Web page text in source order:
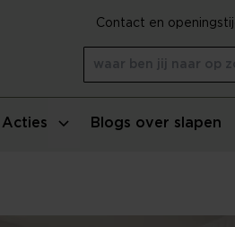
Blogs over slapen
Contact en